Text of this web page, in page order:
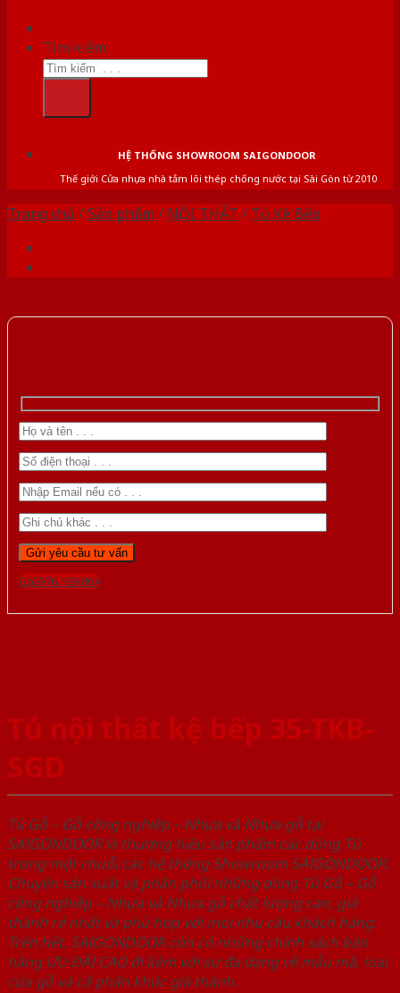
Tìm kiếm:
HỆ THỐNG SHOWROOM SAIGONDOOR
Thế giới Cửa nhựa nhà tắm lõi thép chống nước tại Sài Gòn từ 2010
Trang chủ /Sản phẩm / NỘI THẤT / Tủ Kệ Bếp
Gọi 0976.169.864
Tủ nội thất kệ bếp 35-TKB-
SGD
Tủ Gỗ – Gỗ công nghiêp – Nhựa và Nhựa gỗ tại
SAIGONDOOR là thương hiệu sản phẩm các dòng Tủ
trong một chuỗi các hệ thống Showroom SAIGONDOOR.
Chuyên sản xuất và phân phối những dòng Tủ Gỗ – Gỗ
công nghiêp – Nhựa và Nhựa gỗ chất lượng cao, giá
thành rẻ nhất và phù hợp với mọi nhu cầu khách hàng.
Trên hết, SAIGONDOOR còn có những chính sách bán
hàng ƯU ĐÃI CAO đi kèm với sự đa dạng về mẫu mã, loại
cửa gỗ và cả phân khúc giá thành.